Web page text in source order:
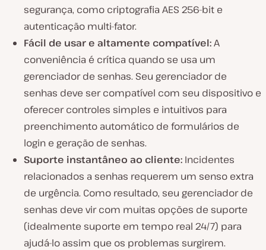
segurança, como criptografia AES 256-bit e
autenticação multi-fator.
Fácil de usar e altamente compatível:A
conveniência é crítica quando se usa um
gerenciador de senhas. Seu gerenciador de
senhas deve ser compatível com seu dispositivo e
oferecer controles simples e intuitivos para
preenchimento automático de formulários de
login e geração de senhas.
Suporte instantâneo ao cliente: Incidentes
relacionados a senhas requerem um senso extra
de urgência. Como resultado, seu gerenciador de
senhas deve vir com muitas opções de suporte
(idealmente suporte em tempo real 24/7) para
ajudá-lo assim que os problemas surgirem.